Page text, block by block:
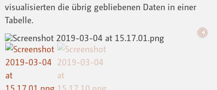
visualisierten die übrig gebliebenen Daten in einer
Tabelle.